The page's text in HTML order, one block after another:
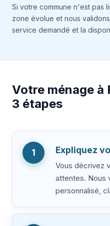
Si votre commune n'est pas
zone évolue et nous
service demandé et la
Votre ménage à
3 étapes
1 Expliquez
Vous décrivez
attentes. Nous
personnalisé,